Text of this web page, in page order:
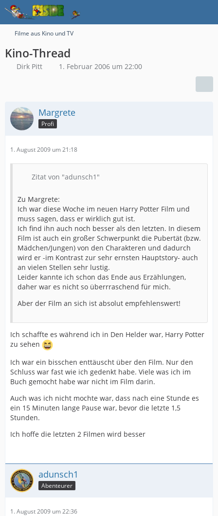
Filme aus Kino und TV
Kino-Thread
Dirk Pitt 1. Februar 2006 um 22:00
Margrete
Profi
1. August 2009 um 21:18
Zitat von "adunsch1"
Zu Margrete:
Ich war diese Woche im neuen Harry Potter Film und
muss sagen, dass er wirklich gut ist.
Ich find ihn auch noch besser als den letzten. In diesem
Film ist auch ein großer Schwerpunkt die Pubertät (bzw.
Mädchen/Jungen) von den Charakteren und dadurch
wird er -im Kontrast zur sehr ernsten Hauptstory- auch
an vielen Stellen sehr lustig.
Leider kannte ich schon das Ende aus Erzählungen,
daher war es nicht so überrraschend für mich.
Aber der Film an sich ist absolut empfehlenswert!
Ich schaffte es während ich in Den Helder war, Harry Potter
zu sehen
Ich war ein bisschen enttäuscht über den Film. Nur den
Schluss war fast wie ich gedenkt habe. Viele was ich im
Buch gemocht habe war nicht im Film darin.
Auch was ich nicht mochte war, dass nach eine Stunde es
ein 15 Minuten lange Pause war, bevor die letzte 1,5
Stunden.
Ich hoffe die letzten 2 Filmen wird besser
adunsch1
Abenteurer
1. August 2009 um 22:36